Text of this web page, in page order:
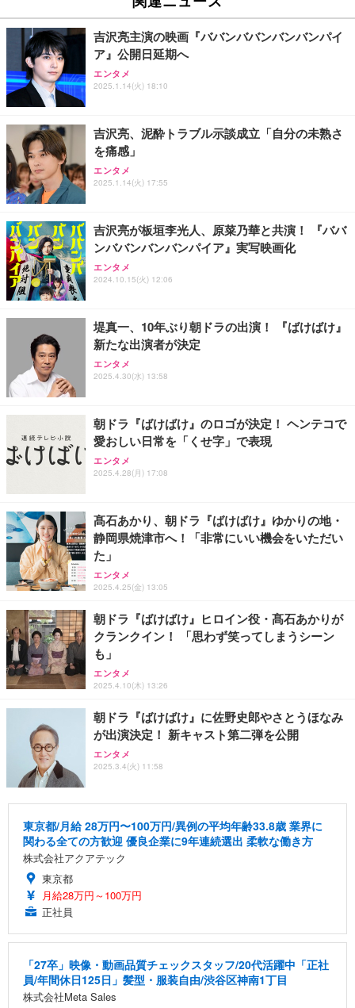
型PC 2.5G有線LAN Wi-Fi 6E BT5.2 8K3画面同時出
力 HDMI2.0/DP1.4/USB-C M.2 SSD 16TB拡張対応
コンパクト 静音ミニPC ゲーミングPC
￥86,999
【ミニpc 最新第12世代 N95 省電力 N97より高速】B
MAX ミニpc mini pc N95 4C/4T 15W 最大3.4GHz 1
2GB LPDDR5+512GB SSD 小型PC 8TB拡張M.2_N
ミニパソコン B4Plus
GMKtec ミニPC G11初登場 AMD Ryzen Embedde
d R2514搭載 16GB DDR4＋256GB SSD動作より安
定 最大3.7GHz｜4K×3画面出力・2.5GLAN HDMI 2.
【整備済み品】富士通 ESPRIMO Q558 ミニPC i5第
9世代 16GB SSD256GB Win11 Office2021 WiFi
Me SSD 2TB Windows 11 Home CX200M ホワイト
￥222,000
【整備済み品】Lenovo ThinkCentre M75s Gen2 Ry
zen 5 PRO 3400G メモリ16GB SSD256GB Window
s11 Pro MS Office 2021 Type-C Wi-Fi Bluetooth D
【整備済み品】 ゲーミングPC デスクトップ タワー
型 UNITCOM biz-h 10世代 Core i7-10700 - RTX 406
0 8G - 32GBメモリ - 大容量 SSD1.0TB - Windows
【整備済み品】Dell OptiPlex SFF Plus 7010 デスク
トップPC Core i5-13500 DDR4 メモリ32GB SSD51
2GB+HDD1TB MS Office 2021 DisplayPort/HDMI U
D残量表示 LEDライト付き ストラップ付き 持ち運び
携帯充電器 停電対策 アウトドア/旅行/出張/防災/緊
急用 iOS/Android各種他対応 機内持込可 (高級白い)
￥2,469
エレコム 充電器 Type-C USB-C 20W USB PD対応 1
ポート PSE認証品 GaN採用 折りたたみ式プラグ ホ
ワイト 【 iPhone16 15 等対応】 EC-AC6820WH
エレコム 充電器 40W 2ポート Type-C USB PD対応
PPS対応 GaN II採用 折りたたみ式プラグ ホワイト
EC-AC10640WH
エレコム 65W 充電器 Type-C コンセント 急速 PD対
応 スイング式プラグ採用 PSE技術基準適合 ブラッ
ク EC-AC12465BK
吉沢亮主演の映画『ババンババンバンバンパイ
ア』公開日延期へ
エンタメ
2025.1.14(火) 18:10
吉沢亮、泥酔トラブル示談成立「自分の未熟さ
を痛感」
エンタメ
2025.1.14(火) 17:55
吉沢亮が板垣李光人、原菜乃華と共演！ 『ババ
ンババンバンバンパイア』実写映画化
エンタメ
2024.10.15(火) 12:06
堤真一、10年ぶり朝ドラの出演！ 『ばけばけ』
新たな出演者が決定
エンタメ
2025.4.30(水) 13:58
朝ドラ『ばけばけ』のロゴが決定！ ヘンテコで
愛おしい日常を「くせ字」で表現
エンタメ
2025.4.28(月) 17:08
髙石あかり、朝ドラ『ばけばけ』ゆかりの地・
静岡県焼津市へ！「非常にいい機会をいただい
た」
エンタメ
2025.4.25(金) 13:05
朝ドラ『ばけばけ』ヒロイン役・髙石あかりが
クランクイン！ 「思わず笑ってしまうシーン
も」
エンタメ
2025.4.10(木) 13:26
朝ドラ『ばけばけ』に佐野史郎やさとうほなみ
が出演決定！ 新キャスト第二弾を公開
エンタメ
2025.3.4(火) 11:58
東京都/月給 28万円〜100万円/異例の平均年齢33.8歳 業界に
関わる全ての方歓迎 優良企業に9年連続選出 柔軟な働き方
株式会社アクアテック
東京都
月給28万円～100万円
正社員
「27卒」映像・動画品質チェックスタッフ/20代活躍中「正社
員/年間休日125日」髪型・服装自由/渋谷区神南1丁目
株式会社Meta Sales